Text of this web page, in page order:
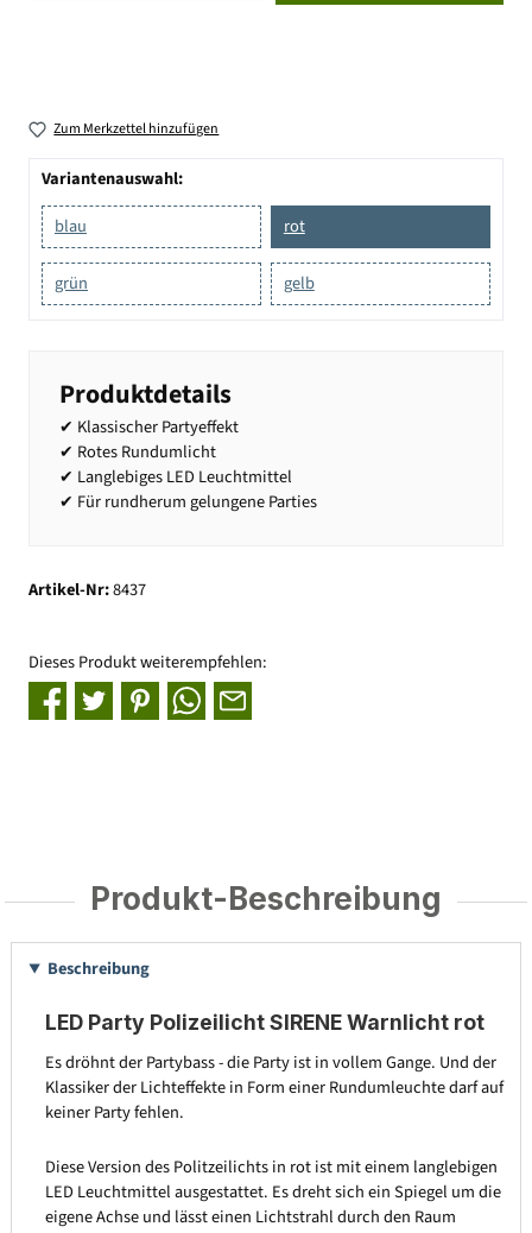
Zum Merkzettel hinzufügen
Variantenauswahl:
blau
rot
grün gelb
Produktdetails
✔ Klassischer Partyeffekt
✔ Rotes Rundumlicht
✔ Langlebiges LED Leuchtmittel
✔ Für rundherum gelungene Parties
Artikel-Nr:8437
Dieses Produkt weiterempfehlen:
Produkt-Beschreibung
Beschreibung
LED Party Polizeilicht SIRENE Warnlicht rot
Es dröhnt der Partybass - die Party ist in vollem Gange. Und der
Klassiker der Lichteffekte in Form einer Rundumleuchte darf auf
keiner Party fehlen.
Diese Version des Politzeilichts in rot ist mit einem langlebigen
LED Leuchtmittel ausgestattet. Es dreht sich ein Spiegel um die
eigene Achse und lässt einen Lichtstrahl durch den Raum